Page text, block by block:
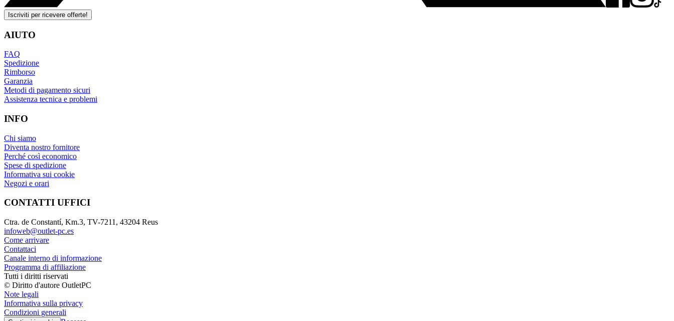
Iscriviti per ricevere offerte!
AIUTO
FAQ
Spedizione
Rimborso
Garanzia
Metodi di pagamento sicuri
Assistenza tecnica e problemi
INFO
Chi siamo
Diventa nostro fornitore
Perché così economico
Spese di spedizione
Informativa sui cookie
Negozi e orari
CONTATTI UFFICI
Ctra. de Constantí, Km.3, TV-7211, 43204 Reus
infoweb@outlet-pc.es
Come arrivare
Contattaci
Canale interno di informazione
Programma di affiliazione
Tutti i diritti riservati
© Diritto d'autore OutletPC
Note legali
Informativa sulla privacy
Condizioni generali